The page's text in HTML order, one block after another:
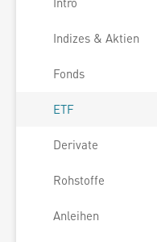
Indizes & Aktien
Fonds
ETF
Derivate
Rohstoffe
Anleihen